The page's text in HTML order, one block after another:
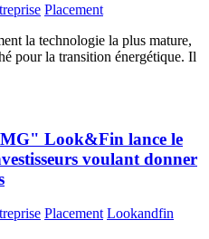
Placement
la technologie la plus mature,
pour la transition énergétique. Il
Look&Fin lance le
voulant donner
Placement Lookandfin